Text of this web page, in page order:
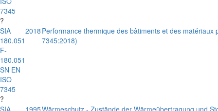
7345
?
SIA
180.051
F-
180.051
SN EN
ISO
7345
?
2018 Performance thermique des bâtiments et des
7345:2018)
SIA
1995Wärmeschutz - Zustände der Wärmeübertragung und